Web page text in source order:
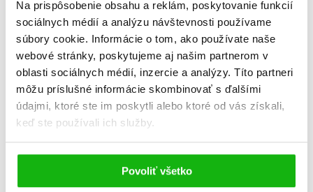
Na prispôsobenie obsahu a reklám, poskytovanie funkcií
sociálnych médií a analýzu návštevnosti používame
súbory cookie. Informácie o tom, ako používate naše
webové stránky, poskytujeme aj našim partnerom v
oblasti sociálnych médií, inzercie a analýzy. Títo partneri
môžu príslušné informácie skombinovať s ďalšími
údajmi, ktoré ste im poskytli alebo ktoré od vás získali,
keď ste používali ich služby.
Povoliť všetko
Informácie
Žáner
náučná beletria
výtvarné aktivity
Počet strán